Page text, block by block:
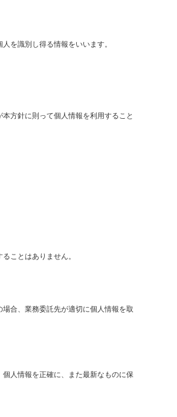
を識別し得る情報をいいます。
方針に則って個人情報を利用すること
ことはありません。
合、業務委託先が適切に個人情報を取
人情報を正確に、また最新なものに保